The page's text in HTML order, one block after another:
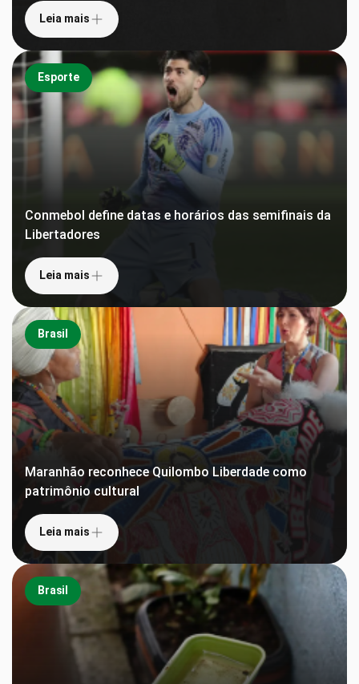
Leia mais
Esporte
Conmebol define datas e horários das semifinais da
Libertadores
Leia mais
Brasil
Maranhão reconhece Quilombo Liberdade como
patrimônio cultural
Leia mais
Brasil